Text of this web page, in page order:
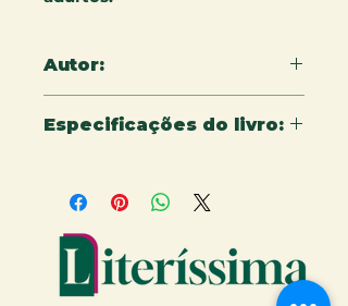
Autor:
Especificações do livro: